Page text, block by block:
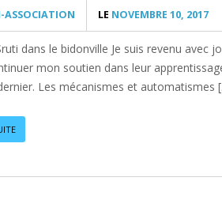
ASSOCIATION LE NOVEMBRE 10, 2017
dans le bidonville Je suis revenu avec
mon soutien dans leur
Les mécanismes et automatismes